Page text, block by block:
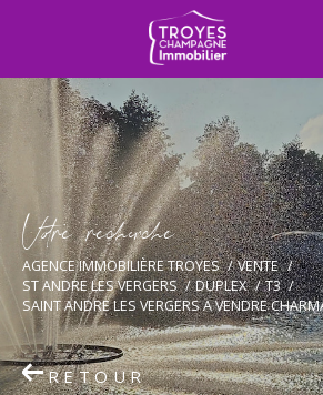
Vore recece
AGENCE IMMOBILIÈRE TROYES
VENTE
ST ANDRE LES VERGERS
DUPLEX
T3
SAINT ANDRE LES VERGERS A VENDRE
RETOUR